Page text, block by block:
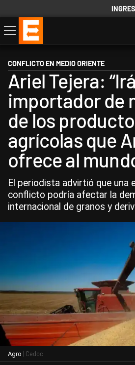
Economía
Política
Internacional
Actualidad
Descargá la App
CONFLICTO EN MEDIO ORIENTE
Ariel Tejera:
importador de
de los
agrícolas que
ofrece al
El periodista advirtió que una
conflicto podría afectar la
internacional de granos y
Agro | Cedoc